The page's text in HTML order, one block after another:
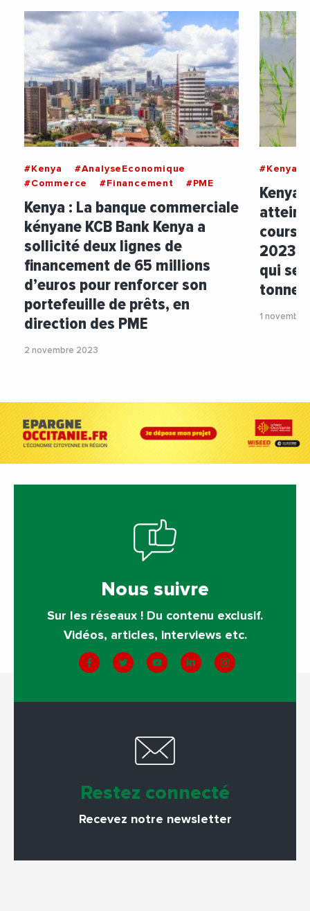
#Kenya
#AnalyseEconomique
#Commerce
#Financement #PME
Kenya : La banque commerciale
kényane KCB Bank Kenya a
sollicité deux lignes de
financement de 65 millions
d’euros pour renforcer son
portefeuille de prêts, en
direction des PME
2 novembre 2023
#Kenya
Kenya
atteint
cours
2023
qui se
tonnes
1 novembre
Nous suivre
Sur les réseaux ! Du contenu exclusif.
Vidéos, articles, interviews etc.
Restez connecté
Recevez notre newsletter